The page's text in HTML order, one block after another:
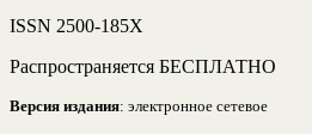
ISSN 2500-185Х
Распространяется БЕСПЛАТНО
Версия издания: электронное сетевое